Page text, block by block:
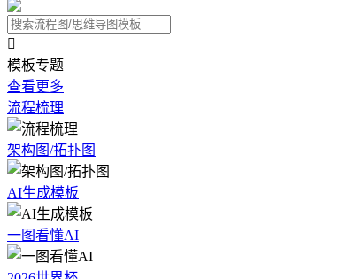

模板专题
查看更多
流程梳理
架构图/拓扑图
AI生成模板
一图看懂AI